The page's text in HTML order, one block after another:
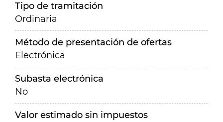
Tipo de tramitación
Ordinaria
Método de presentación de ofertas
Electrónica
Subasta electrónica
No
Valor estimado sin impuestos